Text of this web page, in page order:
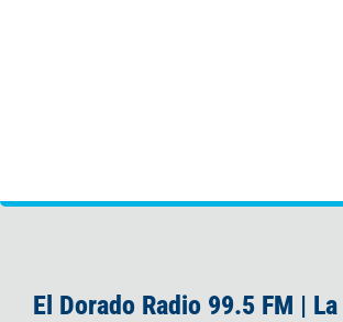
El Dorado Radio 99.5 FM |